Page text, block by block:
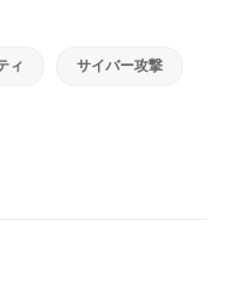
ィ サイバー攻撃